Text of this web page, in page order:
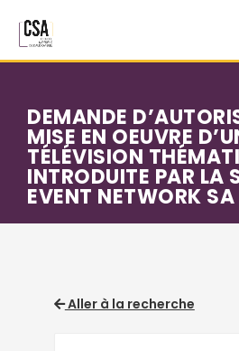
DEMANDE
MISE EN OEUVRE
TÉLÉVISION
INTRODUITE PAR LA
EVENT NETWORK SA
Aller à la recherche